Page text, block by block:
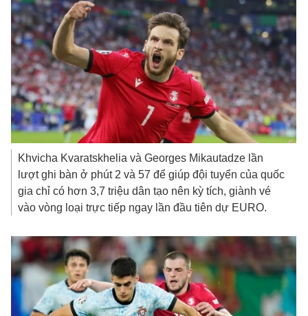
Khvicha Kvaratskhelia và Georges Mikautadze lần
lượt ghi bàn ở phút 2 và 57 để giúp đội tuyển của quốc
gia chỉ có hơn 3,7 triệu dân tạo nên kỳ tích, giành vé
vào vòng loại trực tiếp ngay lần đầu tiên dự EURO.